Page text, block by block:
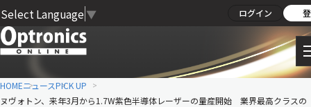
Select Language ▼ ログイン
HOMEニュースPICK UP
ヌヴォトン、来年3月から1.7W紫色半導体レーザーの量産開始 業界最高クラスの